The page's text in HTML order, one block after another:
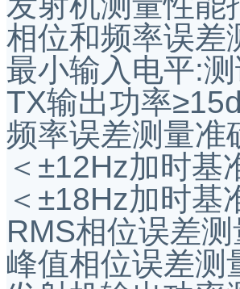
相位和频率误差
最小输入电平:
TX输出功率
频率误差测量准
＜±12Hz加时基
＜±18Hz加时基
RMS相位误差
峰值相位误差测